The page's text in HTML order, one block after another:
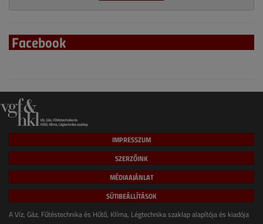
Facebook
IMPRESSZUM
SZERZŐINK
MÉDIAAJÁNLAT
SÜTIBEÁLLÍTÁSOK
A Víz, Gáz, Fűtéstechnika és Hűtő, Klíma, Légtechnika szaklap alapítója és kiadója